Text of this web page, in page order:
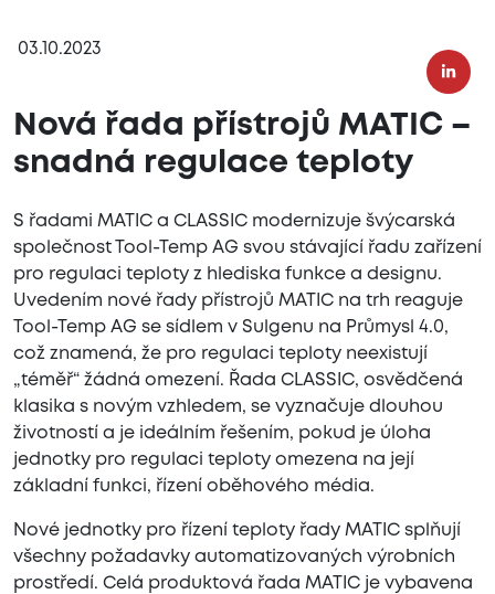
03.10.2023
Nová řada přístrojů MATIC –
snadná regulace teploty
S řadami MATIC a CLASSIC modernizuje švýcarská
společnost Tool-Temp AG svou stávající řadu zařízení
pro regulaci teploty z hlediska funkce a designu.
Uvedením nové řady přístrojů MATIC na trh reaguje
Tool-Temp AG se sídlem v Sulgenu na Průmysl 4.0,
což znamená, že pro regulaci teploty neexistují
„téměř“ žádná omezení. Řada CLASSIC, osvědčená
klasika s novým vzhledem, se vyznačuje dlouhou
životností a je ideálním řešením, pokud je úloha
jednotky pro regulaci teploty omezena na její
základní funkci, řízení oběhového média.
Nové jednotky pro řízení teploty řady MATIC splňují
všechny požadavky automatizovaných výrobních
prostředí. Celá produktová řada MATIC je vybavena